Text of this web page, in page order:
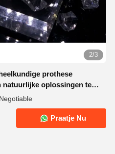
2/3
prothese
natuurlijke oplossingen te
laboratoria
Praatje Nu